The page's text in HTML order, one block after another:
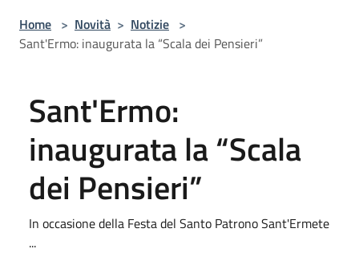
Home > Novità > Notizie >
Sant'Ermo: inaugurata la “Scala dei Pensieri”
Sant'Ermo:
inaugurata la “Scala
dei Pensieri”
In occasione della Festa del Santo Patrono Sant'Ermete
...